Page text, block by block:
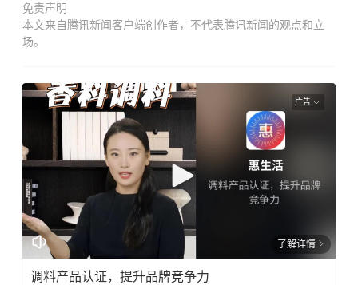
免责声明
本文来自腾讯新闻客户端创作者，不代表腾讯新闻的观点和立
场。
广告
了解详情
调料产品认证，提升品牌竞争力